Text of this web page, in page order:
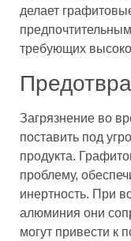
делает
требующих
Загрязнение во
поставить под
продукта.
проблему,
инертность. При
алюминия они
могут привести к